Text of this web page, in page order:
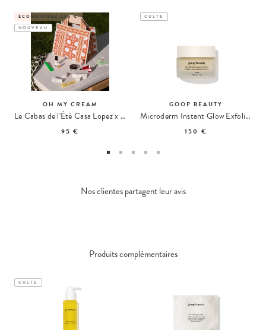
ÉCONOMISEZ 235 €
NOUVEAU
OH MY CREAM
Le Cabas de l'Été Casa Lopez x Oh My Cream
95 €
CULTE
GOOP BEAUTY
Microderm Instant Glow Exfoliant Éclat
150 €
Nos clientes partagent leur avis
Produits complémentaires
CULTE